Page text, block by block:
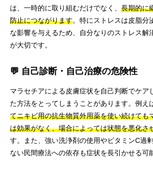
は、一時的に取り組むだけでなく、 長期的に
防止につながります。特にストレスは皮脂分
な影響を与えるため、自分なりのストレス解
が大切です。
💬 自己診断・自己治療の危険性
マラセチアによる皮膚症状を自己判断でケア
た方法をとってしまうことがあります。例え
てニキビ用の抗生物質外用薬を使い続けても
は効果がなく、場合によっては状態を悪化さ
す。また、強い洗浄剤の使用やビタミンC過
ない民間療法への依存も症状を長引かせる可